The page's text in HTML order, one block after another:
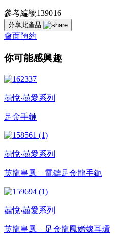
參考編號139016
分享此產品
會面預約
你可能感興趣
囍悅‧囍愛系列
足金手鏈
囍悅‧囍愛系列
英龍皇鳳 – 電鑄足金龍手鈪
囍悅‧囍愛系列
英龍皇鳳 – 足金龍鳳婚嫁耳環